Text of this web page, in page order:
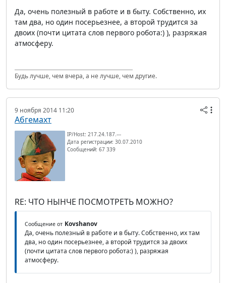
Да, очень полезный в работе и в быту. Собственно, их
там два, но один посерьезнее, а второй трудится за
двоих (почти цитата слов первого робота:) ), разряжая
атмосферу.
Будь лучше, чем вчера, а не лучше, чем другие.
9 ноября 2014 11:20
Абгемахт
IP/Host: 217.24.187.---
Дата регистрации: 30.07.2010
Сообщений: 67 339
RE: ЧТО НЫНЧЕ ПОСМОТРЕТЬ МОЖНО?
Сообщение от Kovshanov
Да, очень полезный в работе и в быту. Собственно, их там
два, но один посерьезнее, а второй трудится за двоих
(почти цитата слов первого робота:) ), разряжая
атмосферу.